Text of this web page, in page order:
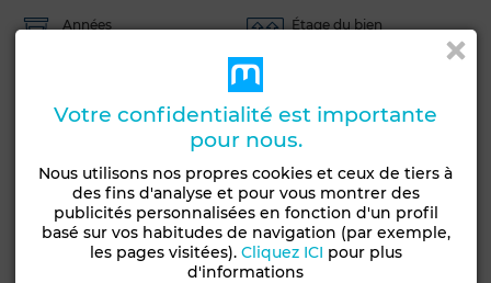
Années Étage du bien
Salon Marocain
Réfrigérateur Four TV
Voir plus de photos
Votre confidentialité est importante
pour nous.
Nous utilisons nos propres cookies et ceux de tiers à
des fins d'analyse et pour vous montrer des
publicités personnalisées en fonction d'un profil
basé sur vos habitudes de navigation (par exemple,
les pages visitées). Cliquez ICI pour plus
d'informations